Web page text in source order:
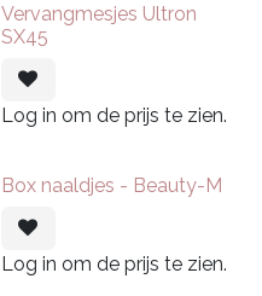
Vervangmesjes Ultron
SX45
Log in om de prijs te zien.
Box naaldjes - Beauty-M
Log in om de prijs te zien.